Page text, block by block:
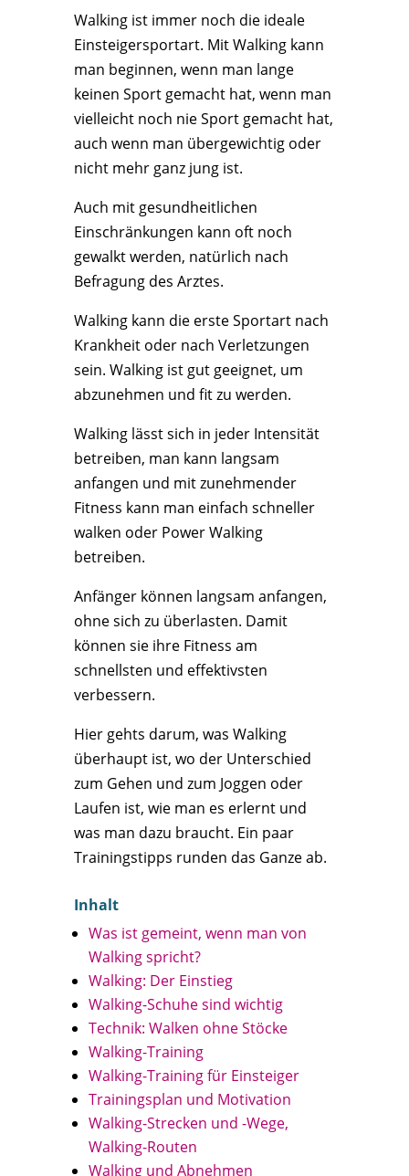
Walking ist immer noch die ideale
Einsteigersportart. Mit Walking kann
man beginnen, wenn man lange
keinen Sport gemacht hat, wenn man
vielleicht noch nie Sport gemacht hat,
auch wenn man übergewichtig oder
nicht mehr ganz jung ist.
Auch mit gesundheitlichen
Einschränkungen kann oft noch
gewalkt werden, natürlich nach
Befragung des Arztes.
Walking kann die erste Sportart nach
Krankheit oder nach Verletzungen
sein. Walking ist gut geeignet, um
abzunehmen und fit zu werden.
Walking lässt sich in jeder Intensität
betreiben, man kann langsam
anfangen und mit zunehmender
Fitness kann man einfach schneller
walken oder Power Walking
betreiben.
Anfänger können langsam anfangen,
ohne sich zu überlasten. Damit
können sie ihre Fitness am
schnellsten und effektivsten
verbessern.
Hier gehts darum, was Walking
überhaupt ist, wo der Unterschied
zum Gehen und zum Joggen oder
Laufen ist, wie man es erlernt und
was man dazu braucht. Ein paar
Trainingstipps runden das Ganze ab.
Inhalt
Was ist gemeint, wenn man von
Walking spricht?
Walking: Der Einstieg
Walking-Schuhe sind wichtig
Technik: Walken ohne Stöcke
Walking-Training
Walking-Training für Einsteiger
Trainingsplan und Motivation
Walking-Strecken und -Wege,
Walking-Routen
Walking und Abnehmen